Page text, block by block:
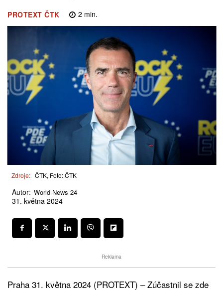
PROTEXT ČTK 2 min.
Zdroje: ČTK, Foto: ČTK
Autor: World News 24
31. května 2024
Reklama
Praha 31. května 2024 (PROTEXT) – Zúčastnil se zde